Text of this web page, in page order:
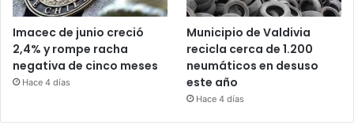
Imacec de junio creció
2,4% y rompe racha
negativa de cinco meses
Hace 4 días
Municipio de Valdivia
recicla cerca de 1.200
neumáticos en desuso
este año
Hace 4 días